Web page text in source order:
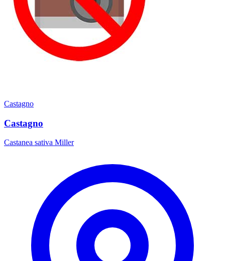
Castagno
Castagno
Castanea sativa Miller